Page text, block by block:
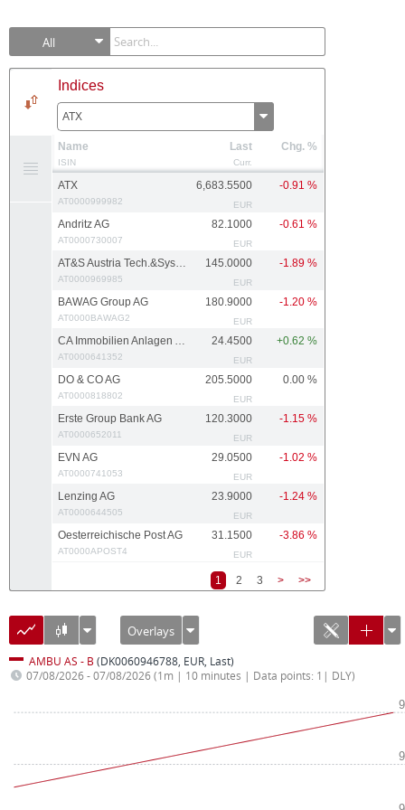
All
Indices
ATX
Name
ISIN
Last
Curr.
Chg. %
ATX
AT0000999982
6,683.5500
EUR
-0.91 %
Andritz AG
AT0000730007
82.1000
EUR
-0.61 %
AT&S Austria Tech.&Systemtech.
AT0000969985
145.0000
EUR
-1.89 %
BAWAG Group AG
AT0000BAWAG2
180.9000
EUR
-1.20 %
CA Immobilien Anlagen AG
AT0000641352
24.4500
EUR
+0.62 %
DO & CO AG
AT0000818802
205.5000
EUR
0.00 %
Erste Group Bank AG
AT0000652011
120.3000
EUR
-1.15 %
EVN AG
AT0000741053
29.0500
EUR
-1.02 %
Lenzing AG
AT0000644505
23.9000
EUR
-1.24 %
Oesterreichische Post AG
AT0000APOST4
31.1500
EUR
-3.86 %
1 2 3 > >>
Overlays
AMBU AS - B (DK0060946788, EUR, Last)
07/08/2026 - 07/08/2026(1m | 10 minutes | Data points: 1| DLY)